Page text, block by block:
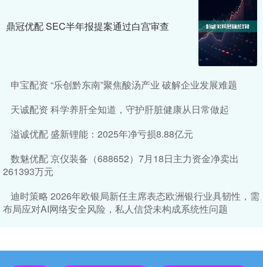
鼎冠优配 SEC半年报提案通过白宫审查
申宝配资 “乐创黔东南”聚焦酸汤产业 破解企业发展难题
天诚配资 科学养肝全知道，守护肝脏健康从日常做起
溢诚优配 盛新锂能：2025年净亏损8.88亿元
数魅优配 京仪装备（688652）7月18日主力资金净卖出
261393万元
迪时策略 2026年欧银局新任主席表态欧洲银行业具韧性，需
布局应对AI网络安全风险，私人信贷未构成系统性问题